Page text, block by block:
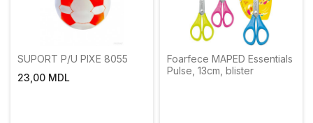
SUPORT P/U PIXE 8055
23,00 MDL
Foarfece MAPED Essentials
Pulse, 13cm, blister